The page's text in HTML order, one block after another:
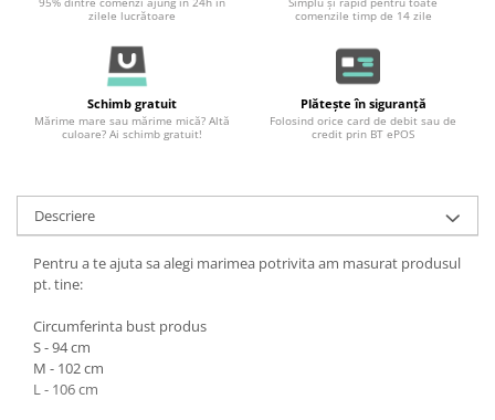
zilele lucrătoare
comenzile timp de 14 zile
Schimb gratuit
Mărime mare sau mărime mică? Altă
culoare? Ai schimb gratuit!
Plătește în siguranță
Folosind orice card de debit sau de
credit prin BT ePOS
Descriere
Pentru a te ajuta sa alegi marimea potrivita am masurat produsul
pt. tine:
Circumferinta bust produs
S - 94 cm
M - 102 cm
L - 106 cm